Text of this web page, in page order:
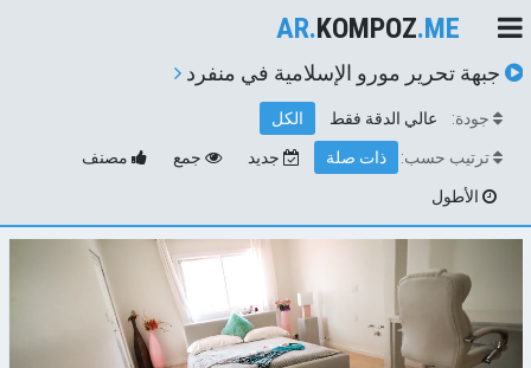
AR.KOMPOZ.ME
جبهة تحرير مورو الإسلامية في منفرد
جودة: عالي الدقة فقط الكل
ترتيب حسب: ذات صلة جديد جمع مصنف
الأطول